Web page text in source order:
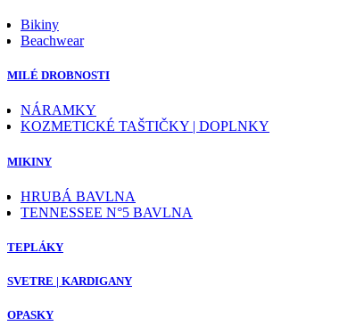
Bikiny
Beachwear
MILÉ DROBNOSTI
NÁRAMKY
KOZMETICKÉ TAŠTIČKY | DOPLNKY
MIKINY
HRUBÁ BAVLNA
TENNESSEE N°5 BAVLNA
TEPLÁKY
SVETRE | KARDIGANY
OPASKY